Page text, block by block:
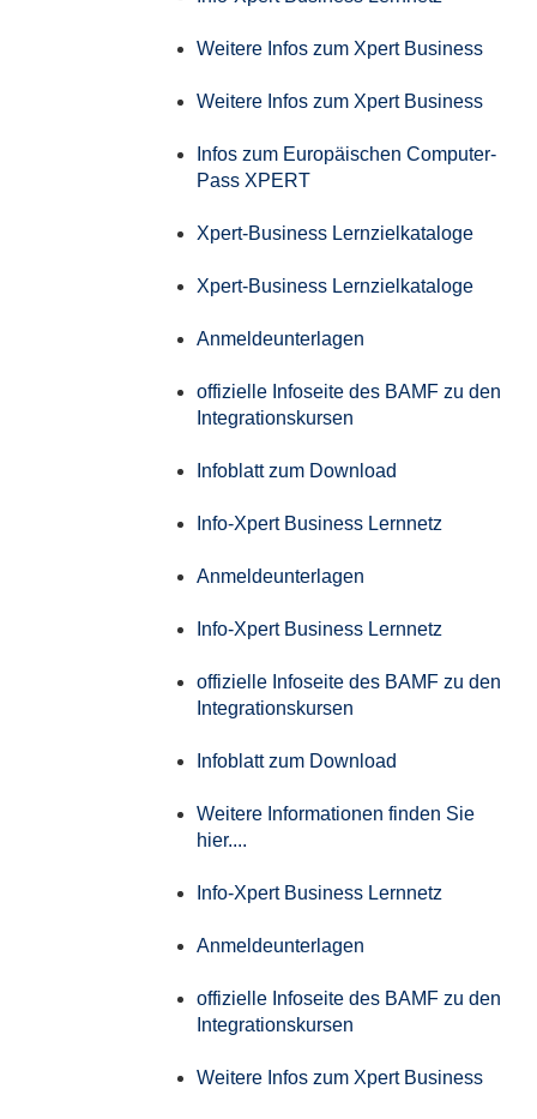
Weitere Infos zum Xpert Business
Weitere Infos zum Xpert Business
Infos zum Europäischen Computer-
Pass XPERT
Xpert-Business Lernzielkataloge
Xpert-Business Lernzielkataloge
Anmeldeunterlagen
offizielle Infoseite des BAMF zu den
Integrationskursen
Infoblatt zum Download
Info-Xpert Business Lernnetz
Anmeldeunterlagen
Info-Xpert Business Lernnetz
offizielle Infoseite des BAMF zu den
Integrationskursen
Infoblatt zum Download
Weitere Informationen finden Sie
hier....
Info-Xpert Business Lernnetz
Anmeldeunterlagen
offizielle Infoseite des BAMF zu den
Integrationskursen
Weitere Infos zum Xpert Business